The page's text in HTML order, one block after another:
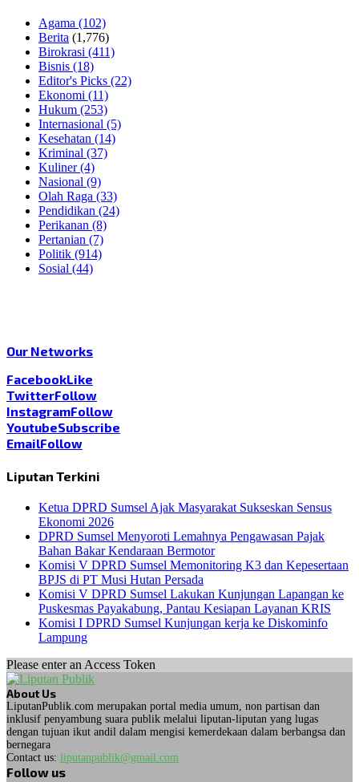
Agama (102)
Berita (1,776)
Birokrasi (411)
Bisnis (18)
Editor's Picks (22)
Ekonomi (11)
Hukum (253)
Internasional (5)
Kesehatan (14)
Kriminal (37)
Kuliner(4)
Nasional (9)
Olah Raga (33)
Pendidikan (24)
Perikanan (8)
Pertanian (7)
Politik (914)
Sosial (44)
Our Networks
FacebookLike
TwitterFollow
InstagramFollow
YoutubeSubscribe
EmailFollow
Liputan Terkini
Ketua DPRD Sumsel Ajak Masyarakat Sukseskan Sensus
Ekonomi 2026
DPRD Sumsel Menyoroti Lemahnya Pengawasan Pajak
Bahan Bakar Kendaraan Bermotor
Komisi V DPRD Sumsel Memonitoring K3 dan Kepesertaan
BPJS di PT Musi Hutan Persada
Komisi V DPRD Sumsel Lakukan Kunjungan Lapangan ke
Puskesmas Payakabung, Pantau Kesiapan Layanan KRIS
Komisi I DPRD Sumsel Kunjungan kerja ke Diskominfo
Lampung
Please enter an Access Token
About Us
LiputanPublik.com merupakan portal media umum, non partisan dan
inklusif penyambung suara publik melalui liputan-liputan yang lugas
dengan tujuan ikut andil dalam mengisi kemerdekaan dalam berbangsa dan
bernegara
Contact us: liputanpublik@gmail.com
Follow us